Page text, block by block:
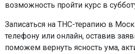
возможность пройти курс в
Записаться на ТНС-терапию в
телефону или онлайн, оставив
поможем вернуть ясность ума,